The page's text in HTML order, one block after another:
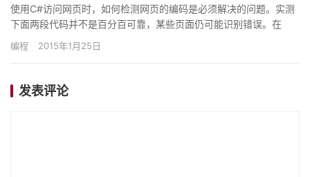
使用C#访问网页时，如何检测网页的编码是必须解决的问题。实测
下面两段代码并不是百分百可靠，某些页面仍可能识别错误。在
HttpWebResponse对象的几个编码属性都不准确时，网页…
编程 2015年1月25日
发表评论